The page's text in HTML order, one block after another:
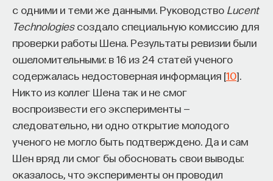
с одними и теми же данными. Руководство Lucent
Technologiesсоздало специальную комиссию для
проверки работы Шена. Результаты ревизии были
ошеломительными: в 16 из 24 статей ученого
содержалась недостоверная информация [10].
Никто из коллег Шена так и не смог
воспроизвести его эксперименты —
следовательно, ни одно открытие молодого
ученого не могло быть подтверждено. Да и сам
Шен вряд ли смог бы обосновать свои выводы:
оказалось, что эксперименты он проводил